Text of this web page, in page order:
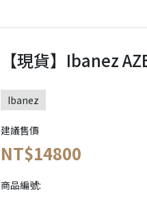
【現貨】Ibanez
Ibanez
建議售價
NT$14800
商品編號: